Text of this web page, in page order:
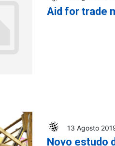
Aid for trade
13 Agosto
Novo estudo